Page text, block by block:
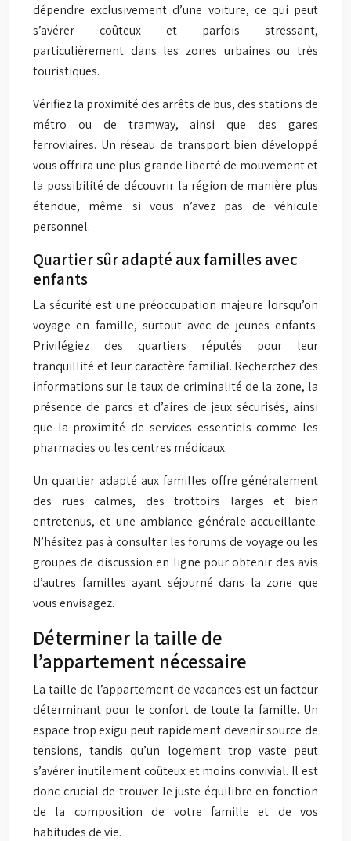
dépendre exclusivement d’une voiture, ce qui peut
s’avérer coûteux et parfois stressant,
particulièrement dans les zones urbaines ou très
touristiques.
Vérifiez la proximité des arrêts de bus, des stations de
métro ou de tramway, ainsi que des gares
ferroviaires. Un réseau de transport bien développé
vous offrira une plus grande liberté de mouvement et
la possibilité de découvrir la région de manière plus
étendue, même si vous n’avez pas de véhicule
personnel.
Quartier sûr adapté aux familles avec
enfants
La sécurité est une préoccupation majeure lorsqu’on
voyage en famille, surtout avec de jeunes enfants.
Privilégiez des quartiers réputés pour leur
tranquillité et leur caractère familial. Recherchez des
informations sur le taux de criminalité de la zone, la
présence de parcs et d’aires de jeux sécurisés, ainsi
que la proximité de services essentiels comme les
pharmacies ou les centres médicaux.
Un quartier adapté aux familles offre généralement
des rues calmes, des trottoirs larges et bien
entretenus, et une ambiance générale accueillante.
N’hésitez pas à consulter les forums de voyage ou les
groupes de discussion en ligne pour obtenir des avis
d’autres familles ayant séjourné dans la zone que
vous envisagez.
Déterminer la taille de
l’appartement nécessaire
La taille de l’appartement de vacances est un facteur
déterminant pour le confort de toute la famille. Un
espace trop exigu peut rapidement devenir source de
tensions, tandis qu’un logement trop vaste peut
s’avérer inutilement coûteux et moins convivial. Il est
donc crucial de trouver le juste équilibre en fonction
de la composition de votre famille et de vos
habitudes de vie.